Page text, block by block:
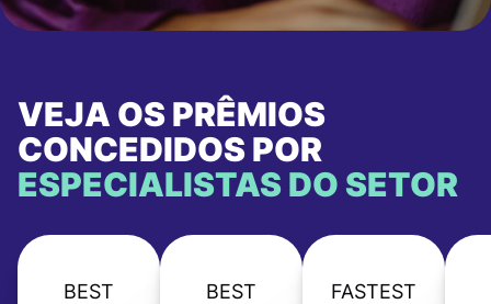
VEJA OS PRÊMIOS
CONCEDIDOS POR
ESPECIALISTAS DO SETOR
BEST BEST
FASTEST